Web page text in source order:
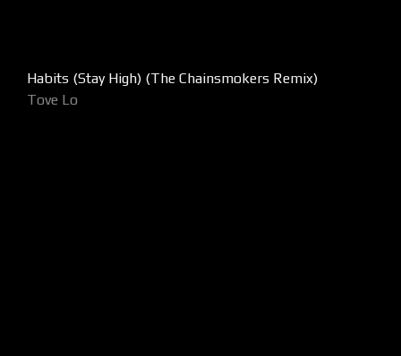
Habits (Stay High) (The Chainsmokers Remix)
Tove Lo